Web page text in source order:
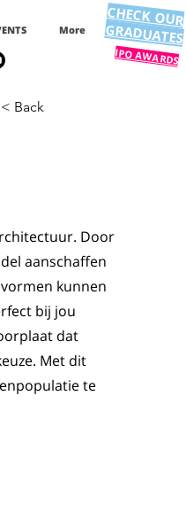
More
CHECK OUR
GRADUATES
IPO AWARDS
< Back
Door
aanschaffen
kunnen
bij jou
dat
Met dit
te